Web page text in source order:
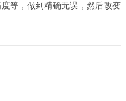
等，做到精确无误，然后改变